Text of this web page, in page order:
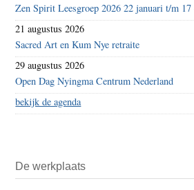
Zen Spirit Leesgroep 2026 22 januari t/m 17
21 augustus 2026
Sacred Art en Kum Nye retraite
29 augustus 2026
Open Dag Nyingma Centrum Nederland
bekijk de agenda
De werkplaats